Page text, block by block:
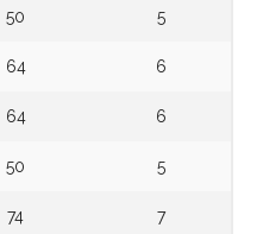
50 5
64 6
64 6
50 5
74 7